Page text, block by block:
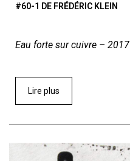
#60-1 DE FRÉDÉRIC KLEIN
Eau forte sur cuivre – 2017
Lire plus